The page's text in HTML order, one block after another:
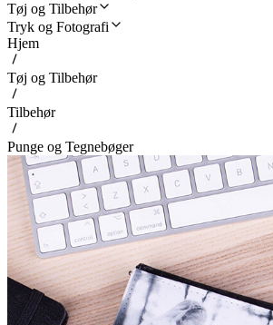
Tøj og Tilbehør
Tryk og Fotografi
Hjem
Tøj og Tilbehør
Tilbehør
Punge og Tegnebøger